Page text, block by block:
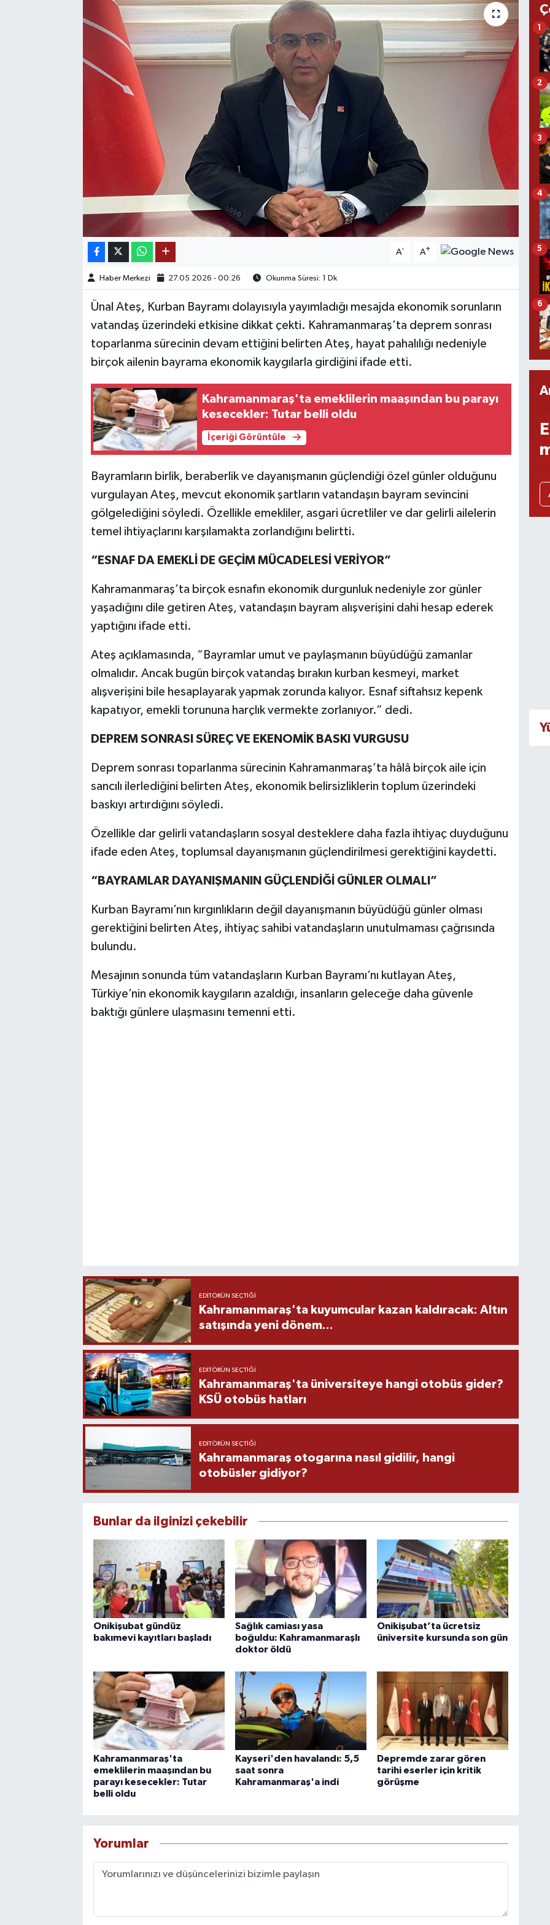
A- A+
Haber Merkezi 27.05.2026 - 00:26 Okunma Süresi: 1 Dk
Ünal Ateş, Kurban Bayramı dolayısıyla yayımladığı mesajda ekonomik sorunların
vatandaş üzerindeki etkisine dikkat çekti. Kahramanmaraş’ta deprem sonrası
toparlanma sürecinin devam ettiğini belirten Ateş, hayat pahalılığı nedeniyle
birçok ailenin bayrama ekonomik kaygılarla girdiğini ifade etti.
Kahramanmaraş'ta emeklilerin maaşından bu parayı
kesecekler: Tutar belli oldu
İçeriği Görüntüle
Bayramların birlik, beraberlik ve dayanışmanın güçlendiği özel günler olduğunu
vurgulayan Ateş, mevcut ekonomik şartların vatandaşın bayram sevincini
gölgelediğini söyledi. Özellikle emekliler, asgari ücretliler ve dar gelirli ailelerin
temel ihtiyaçlarını karşılamakta zorlandığını belirtti.
“ESNAF DA EMEKLİ DE GEÇİM MÜCADELESİ VERİYOR”
Kahramanmaraş’ta birçok esnafın ekonomik durgunluk nedeniyle zor günler
yaşadığını dile getiren Ateş, vatandaşın bayram alışverişini dahi hesap ederek
yaptığını ifade etti.
Ateş açıklamasında, “Bayramlar umut ve paylaşmanın büyüdüğü zamanlar
olmalıdır. Ancak bugün birçok vatandaş bırakın kurban kesmeyi, market
alışverişini bile hesaplayarak yapmak zorunda kalıyor. Esnaf siftahsız kepenk
kapatıyor, emekli torununa harçlık vermekte zorlanıyor.” dedi.
DEPREM SONRASI SÜREÇ VE EKENOMİK BASKI VURGUSU
Deprem sonrası toparlanma sürecinin Kahramanmaraş’ta hâlâ birçok aile için
sancılı ilerlediğini belirten Ateş, ekonomik belirsizliklerin toplum üzerindeki
baskıyı artırdığını söyledi.
Özellikle dar gelirli vatandaşların sosyal desteklere daha fazla ihtiyaç duyduğunu
ifade eden Ateş, toplumsal dayanışmanın güçlendirilmesi gerektiğini kaydetti.
“BAYRAMLAR DAYANIŞMANIN GÜÇLENDİĞİ GÜNLER OLMALI”
Kurban Bayramı’nın kırgınlıkların değil dayanışmanın büyüdüğü günler olması
gerektiğini belirten Ateş, ihtiyaç sahibi vatandaşların unutulmaması çağrısında
bulundu.
Mesajının sonunda tüm vatandaşların Kurban Bayramı’nı kutlayan Ateş,
Türkiye’nin ekonomik kaygıların azaldığı, insanların geleceğe daha güvenle
baktığı günlere ulaşmasını temenni etti.
EDITÖRÜN SEÇTIĞI
Kahramanmaraş'ta kuyumcular kazan kaldıracak: Altın
satışında yeni dönem...
EDITÖRÜN SEÇTIĞI
Kahramanmaraş'ta üniversiteye hangi otobüs gider?
KSÜ otobüs hatları
EDITÖRÜN SEÇTIĞI
Kahramanmaraş otogarına nasıl gidilir, hangi
otobüsler gidiyor?
Bunlar da ilginizi çekebilir
Onikişubat gündüz
bakımevi kayıtları başladı
Sağlık camiası yasa
boğuldu: Kahramanmaraşlı
doktor öldü
Onikişubat’ta ücretsiz
üniversite kursunda son gün
Kahramanmaraş'ta
emeklilerin maaşından bu
parayı kesecekler: Tutar
belli oldu
Kayseri'den havalandı: 5,5
saat sonra
Kahramanmaraş'a indi
Depremde zarar gören
tarihi eserler için kritik
görüşme
Yorumlar
1
2
3
4
5
6
OTOMOTİV
KÜLTÜR SANAT